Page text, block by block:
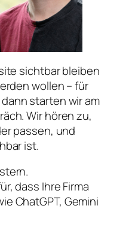
sichtbar bleiben
wollen – für
starten wir am
Wir hören zu,
passen, und
ist.
dass Ihre Firma
ChatGPT, Gemini